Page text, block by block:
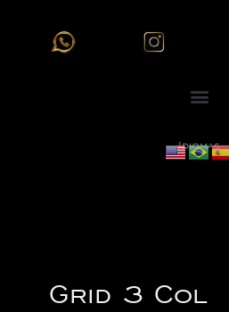
Idiomas
Grid 3 Col